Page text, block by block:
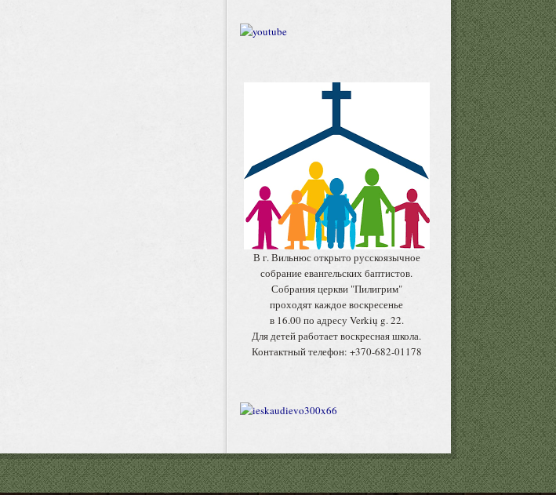
В г. Вильнюс открыто русскоязычное
собрание евангельских баптистов.
Собрания церкви "Пилигрим"
проходят каждое воскресенье
в 16.00 по адресу Verkių g. 22.
Для детей работает воскресная школа.
Контактный телефон: +370-682-01178